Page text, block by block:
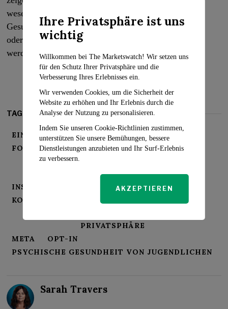
wesentlichen Beitrag zur Sicherheit und psychischen
Gesundheit von jugendlichen Nutzern leisten können
oder ob noch weitergehende Maßnahmen ergriffen
werden müssen.
TAGS:
EINSATZZEITBESCHRÄNKUNGEN
FOLLOWER-ÜBERWACHUNG
FUNKTIONEN ZUR ELTERLICHEN
ÜBERWACHUNG
INSTAGRAM
JUGENDLICHE NUTZER
KONTOÜBERWACHUNG
RIVATSPHÄRE
META
OPT-IN
PSYCHISCHE GESUNDHEIT VON JUGENDLICHEN
Sarah Travers
Ihre Privatsphäre ist uns
wichtig
Willkommen bei The Marketswatch! Wir setzen uns
für den Schutz Ihrer Privatsphäre und die
Verbesserung Ihres Erlebnisses ein.
Wir verwenden Cookies, um die Sicherheit der
Website zu erhöhen und Ihr Erlebnis durch die
Analyse der Nutzung zu personalisieren.
Indem Sie unseren Cookie-Richtlinien zustimmen,
unterstützen Sie unsere Bemühungen, bessere
Dienstleistungen anzubieten und Ihr Surf-Erlebnis
zu verbessern.
AKZEPTIEREN